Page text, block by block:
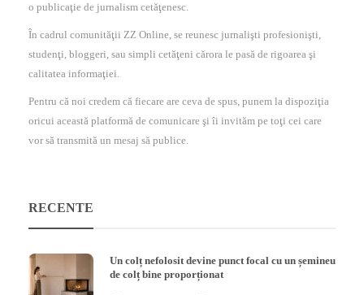
o publicaţie de jurnalism cetăţenesc.
În cadrul comunităţii ZZ Online, se reunesc jurnalişti profesionişti,
studenţi, bloggeri, sau simpli cetăţeni cărora le pasă de rigoarea şi
calitatea informaţiei.
Pentru că noi credem că fiecare are ceva de spus, punem la dispoziţia
oricui această platformă de comunicare şi îi invităm pe toţi cei care
vor să transmită un mesaj să publice.
RECENTE
Un colț nefolosit devine punct focal cu un șemineu
de colț bine proporționat